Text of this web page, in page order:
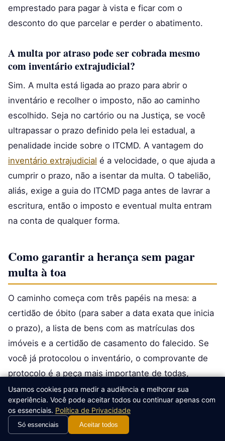
emprestado para pagar à vista e ficar com o
desconto do que parcelar e perder o abatimento.
A multa por atraso pode ser cobrada mesmo
com inventário extrajudicial?
Sim. A multa está ligada ao prazo para abrir o
inventário e recolher o imposto, não ao caminho
escolhido. Seja no cartório ou na Justiça, se você
ultrapassar o prazo definido pela lei estadual, a
penalidade incide sobre o ITCMD. A vantagem do
inventário extrajudicial é a velocidade, o que ajuda a
cumprir o prazo, não a isentar da multa. O tabelião,
aliás, exige a guia do ITCMD paga antes de lavrar a
escritura, então o imposto e eventual multa entram
na conta de qualquer forma.
Como garantir a herança sem pagar
multa à toa
O caminho começa com três papéis na mesa: a
certidão de óbito (para saber a data exata que inicia
o prazo), a lista de bens com as matrículas dos
imóveis e a certidão de casamento do falecido. Se
você já protocolou o inventário, o comprovante de
protocolo é a peça mais importante de todas,
porque é ela que prova que o prazo foi cumprido.
Com esses documentos, dá para simular o ITCMD
no site da Secretaria da Fazenda do estado do
Usamos cookies para medir a audiência e melhorar sua
experiência. Você pode aceitar todos ou continuar apenas com
os essenciais. Política de Privacidade
Só essenciais Aceitar todos